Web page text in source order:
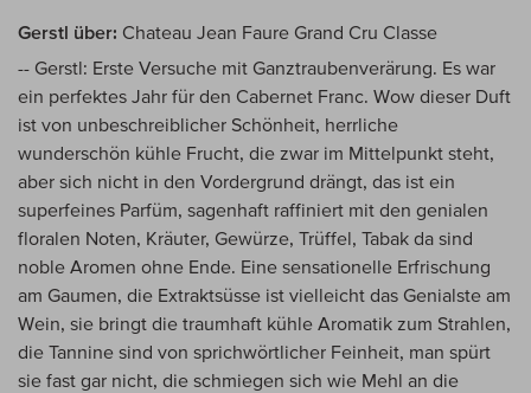
Gerstl über: Chateau Jean Faure Grand Cru Classe
-- Gerstl: Erste Versuche mit Ganztraubenverärung. Es war
ein perfektes Jahr für den Cabernet Franc. Wow dieser Duft
ist von unbeschreiblicher Schönheit, herrliche
wunderschön kühle Frucht, die zwar im Mittelpunkt steht,
aber sich nicht in den Vordergrund drängt, das ist ein
superfeines Parfüm, sagenhaft raffiniert mit den genialen
floralen Noten, Kräuter, Gewürze, Trüffel, Tabak da sind
noble Aromen ohne Ende. Eine sensationelle Erfrischung
am Gaumen, die Extraktsüsse ist vielleicht das Genialste am
Wein, sie bringt die traumhaft kühle Aromatik zum Strahlen,
die Tannine sind von sprichwörtlicher Feinheit, man spürt
sie fast gar nicht, die schmiegen sich wie Mehl an die